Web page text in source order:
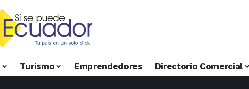
Turismo Emprendedores Directorio Comercial